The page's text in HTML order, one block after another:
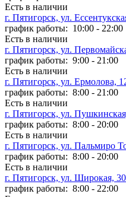
Есть в наличии
г. Пятигорск, ул.
график работы: 10:00 - 22:00
Есть в наличии
г. Пятигорск, ул.
график работы: 9:00 - 21:00
Есть в наличии
г. Пятигорск, ул. Ермолова,
график работы: 8:00 - 21:00
Есть в наличии
г. Пятигорск, ул.
график работы: 8:00 - 20:00
Есть в наличии
г. Пятигорск, ул. Пальмиро
график работы: 8:00 - 20:00
Есть в наличии
г. Пятигорск, ул. Широкая, 30
график работы: 8:00 - 22:00